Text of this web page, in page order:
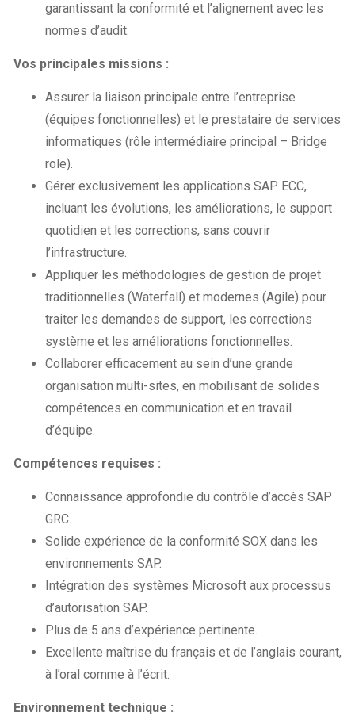
garantissant la conformité et l’alignement avec les
normes d’audit.
Vos principales missions :
Assurer la liaison principale entre l’entreprise
(équipes fonctionnelles) et le prestataire de services
informatiques (rôle intermédiaire principal – Bridge
role).
Gérer exclusivement les applications SAP ECC,
incluant les évolutions, les améliorations, le support
quotidien et les corrections, sans couvrir
l’infrastructure.
Appliquer les méthodologies de gestion de projet
traditionnelles (Waterfall) et modernes (Agile) pour
traiter les demandes de support, les corrections
système et les améliorations fonctionnelles.
Collaborer efficacement au sein d’une grande
organisation multi-sites, en mobilisant de solides
compétences en communication et en travail
d’équipe.
Compétences requises :
Connaissance approfondie du contrôle d’accès SAP
GRC.
Solide expérience de la conformité SOX dans les
environnements SAP.
Intégration des systèmes Microsoft aux processus
d’autorisation SAP.
Plus de 5 ans d’expérience pertinente.
Excellente maîtrise du français et de l’anglais courant,
à l’oral comme à l’écrit.
Environnement technique :